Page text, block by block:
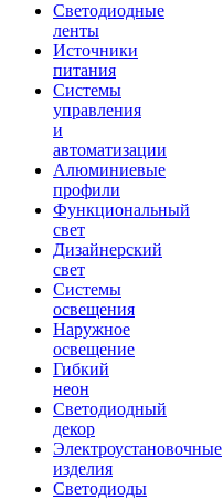
Светодиодные
ленты
Источники
питания
Системы
управления
и
автоматизации
Алюминиевые
профили
Функциональный
свет
Дизайнерский
свет
Системы
освещения
Наружное
освещение
Гибкий
неон
Светодиодный
декор
Электроустановочные
изделия
Светодиоды